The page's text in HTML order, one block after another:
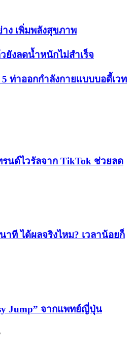
ง เพิ่มพลังสุขภาพ
ยังลดน้ำหนักไม่สำเร็จ
ท่าออกกำลังกายแบบบอดี้เวท
รนด์ไวรัลจาก TikTok ช่วยลด
าที ได้ผลจริงไหม? เวลาน้อยก็
Jump” จากแพทย์ญี่ปุ่น